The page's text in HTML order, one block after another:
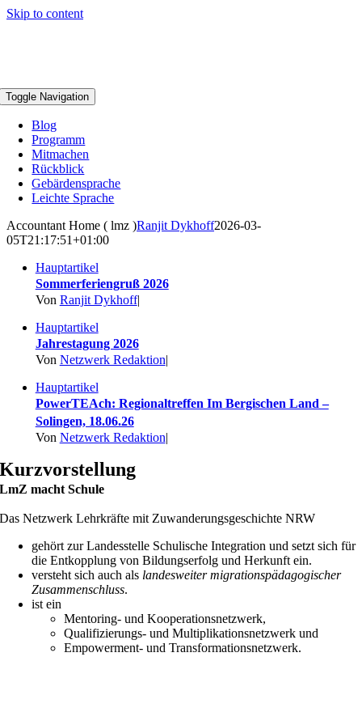
Skip to content
Toggle Navigation
Blog
Programm
Mitmachen
Rückblick
Gebärdensprache
Leichte Sprache
Accountant Home ( lmz )Ranjit Dykhoff2026-03-
05T21:17:51+01:00
Hauptartikel
Sommerferiengruß 2026
Von Ranjit Dykhoff|
Hauptartikel
Jahrestagung 2026
Von Netzwerk Redaktion|
Hauptartikel
PowerTEAch: Regionaltreffen Im Bergischen Land –
Solingen, 18.06.26
Von Netzwerk Redaktion|
Kurzvorstellung
LmZ macht Schule
Das Netzwerk Lehrkräfte mit Zuwanderungsgeschichte NRW
gehört zur Landesstelle Schulische Integration und setzt sich für
die Entkopplung von Bildungserfolg und Herkunft ein.
versteht sich auch als landesweiter migrationspädagogischer
Zusammenschluss.
ist ein
Mentoring- und Kooperationsnetzwerk,
Qualifizierungs- und Multiplikationsnetzwerk und
Empowerment- und Transformationsnetzwerk.